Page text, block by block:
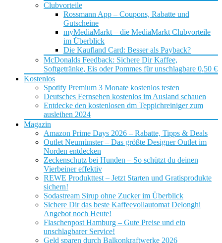
Clubvorteile
Rossmann App – Coupons, Rabatte und
Gutscheine
myMediaMarkt – die MediaMarkt Clubvorteile
im Überblick
Die Kaufland Card: Besser als Payback?
McDonalds Feedback: Sichere Dir Kaffee,
Softgetränke, Eis oder Pommes für unschlagbare 0,50 €
Kostenlos
Spotify Premium 3 Monate kostenlos testen
Deutsches Fernsehen kostenlos im Ausland schauen
Entdecke den kostenlosen dm Teppichreiniger zum
ausleihen 2024
Magazin
Amazon Prime Days 2026 – Rabatte, Tipps & Deals
Outlet Neumünster – Das größte Designer Outlet im
Norden entdecken
Zeckenschutz bei Hunden – So schützt du deinen
Vierbeiner effektiv
REWE Produkttest – Jetzt Starten und Gratisprodukte
sichern!
Sodastream Sirup ohne Zucker im Überblick
Sichere Dir das beste Kaffeevollautomat Delonghi
Angebot noch Heute!
Flaschenpost Hamburg – Gute Preise und ein
unschlagbarer Service!
Geld sparen durch Balkonkraftwerke 2026